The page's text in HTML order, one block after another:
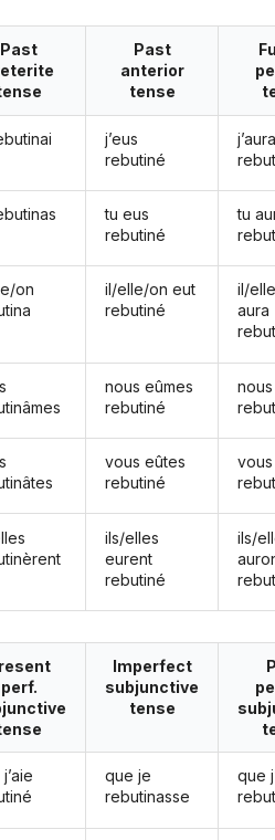
Past
on
Past
anterior
tense
j’eus
rebutiné
tu eus
rebutiné
il/elle/on eut
rebutiné
nous eûmes
rebutiné
vous eûtes
rebutiné
ils/elles
eurent
rebutiné
tu
il/
aura
ils/
perf.
Imperfect
subjunctive
tense
que je
rebutinasse
que